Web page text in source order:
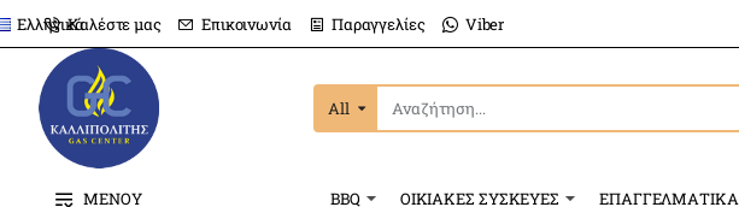
Καλέστε μας Επικοινωνία Παραγγελίες Viber
Ελληνικά
All
Αναζήτηση...
ΜΕΝΟΥ BBQ ΟΙΚΙΑΚΕΣ ΣΥΣΚΕΥΕΣ ΕΠΑΓΓΕΛΜΑΤΙΚΑ